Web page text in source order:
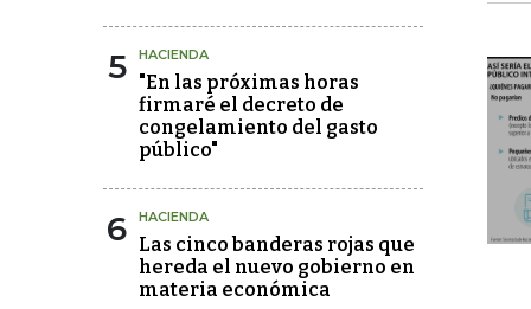
5 HACIENDA
"En las próximas horas
firmaré el decreto de
congelamiento del gasto
público"
6 HACIENDA
Las cinco banderas rojas que
hereda el nuevo gobierno en
materia económica